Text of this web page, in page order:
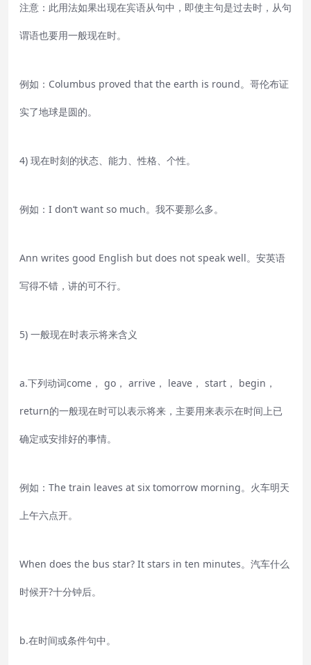
注意：此用法如果出现在宾语从句中，即使主句是过去时，从句
谓语也要用一般现在时。
例如：Columbus proved that the earth is round。哥伦布证
实了地球是圆的。
4) 现在时刻的状态、能力、性格、个性。
例如：I don‘t want so much。我不要那么多。
Ann writes good English but does not speak well。安英语
写得不错，讲的可不行。
5) 一般现在时表示将来含义
a.下列动词come， go， arrive， leave， start， begin，
return的一般现在时可以表示将来，主要用来表示在时间上已
确定或安排好的事情。
例如：The train leaves at six tomorrow morning。火车明天
上午六点开。
When does the bus star? It stars in ten minutes。汽车什么
时候开?十分钟后。
b.在时间或条件句中。